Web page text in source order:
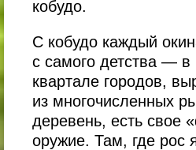
кобудо.
С кобудо каждый
с самого детства —
квартале городов,
из многочисленных
деревень, есть свое
оружие. Там, где рос